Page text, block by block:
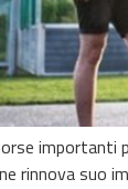
importanti
rinnova suo